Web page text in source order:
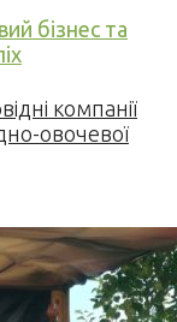
бізнес та
компанії
овочевої